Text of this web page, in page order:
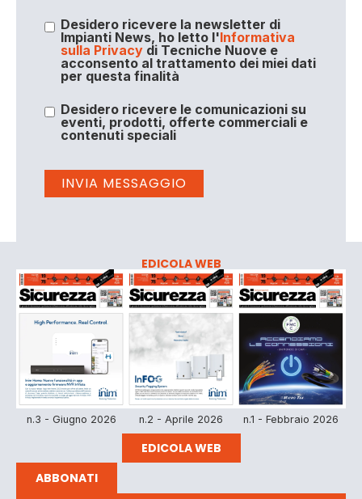
Desidero ricevere la newsletter di
Impianti News, ho letto l'Informativa
sulla Privacydi Tecniche Nuove e
acconsento al trattamento dei miei dati
per questa finalità
Desidero ricevere le comunicazioni su
eventi, prodotti, offerte commerciali e
contenuti speciali
EDICOLA WEB
n.3 - Giugno 2026 n.2 - Aprile 2026 n.1 - Febbraio 2026
EDICOLA WEB
ABBONATI